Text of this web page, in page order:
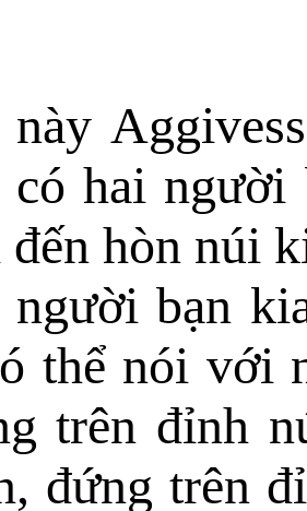
có hai
đến hòn núi
người bạn
thể nói với
trên đỉnh
đứng trên